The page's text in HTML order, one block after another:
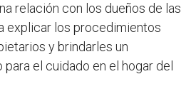
relación con los dueños de las
explicar los procedimientos
y brindarles un
el cuidado en el hogar del